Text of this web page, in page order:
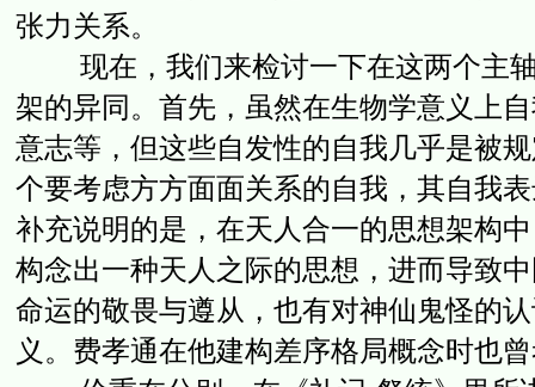
张力关系。
现在，我们来检讨一下在这两个主轴
架的异同。首先，虽然在生物学意义上
意志等，但这些自发性的自我几乎是被
个要考虑方方面面关系的自我，其自我
补充说明的是，在天人合一的思想架构
构念出一种天人之际的思想，进而导致
命运的敬畏与遵从，也有对神仙鬼怪的
义。费孝通在他建构差序格局概念时也